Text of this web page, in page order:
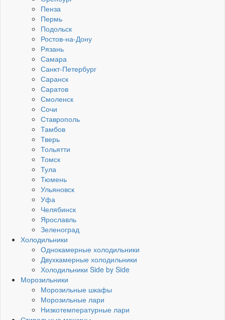
Пенза
Пермь
Подольск
Ростов-на-Дону
Рязань
Самара
Санкт-Петербург
Саранск
Саратов
Смоленск
Сочи
Ставрополь
Тамбов
Тверь
Тольятти
Томск
Тула
Тюмень
Ульяновск
Уфа
Челябинск
Ярославль
Зеленоград
Холодильники
Однокамерные холодильники
Двухкамерные холодильники
Холодильники Side by Side
Морозильники
Морозильные шкафы
Морозильные лари
Низкотемпературные лари